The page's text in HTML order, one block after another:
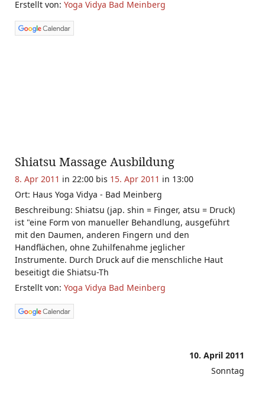
Erstellt von: Yoga Vidya Bad Meinberg
Shiatsu Massage Ausbildung
8. Apr 2011 in 22:00 bis 15. Apr 2011 in 13:00
Ort: Haus Yoga Vidya - Bad Meinberg
Beschreibung: Shiatsu (jap. shin = Finger, atsu = Druck)
ist "eine Form von manueller Behandlung, ausgeführt
mit den Daumen, anderen Fingern und den
Handflächen, ohne Zuhilfenahme jeglicher
Instrumente. Durch Druck auf die menschliche Haut
beseitigt die Shiatsu-Th
Erstellt von: Yoga Vidya Bad Meinberg
10. April 2011
Sonntag